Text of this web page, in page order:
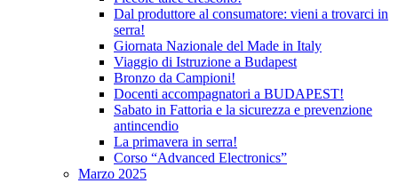
Dal produttore al consumatore: vieni a trovarci in
serra!
Giornata Nazionale del Made in Italy
Viaggio di Istruzione a Budapest
Bronzo da Campioni!
Docenti accompagnatori a BUDAPEST!
Sabato in Fattoria e la sicurezza e prevenzione
antincendio
La primavera in serra!
Corso “Advanced Electronics”
Marzo 2025